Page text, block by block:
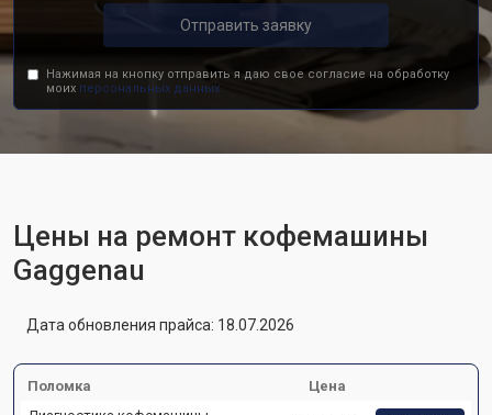
Отправить заявку
Нажимая на кнопку отправить я даю свое согласие на обработку
моих персональных данных.
Цены на ремонт кофемашины
Gaggenau
Дата обновления прайса: 18.07.2026
Поломка
Цена